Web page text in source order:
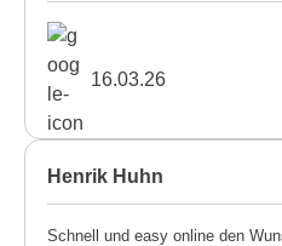
16.03.26
Henrik Huhn
Schnell und easy online den